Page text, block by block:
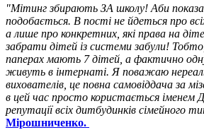
"Мітинг збирають ЗА школу! Аби
подобається. В пості не йдеться про
а лише про конкретних, які права на
забрати дітей із системи забули!
паперах мають 7 дітей, а фактично
живуть в інтернаті. Я поважаю
вихователів, це повна самовіддача за
в цей час просто користається іменем
репутації всіх дитбудинків сімейного
Мірошниченко.